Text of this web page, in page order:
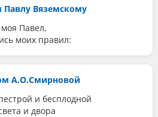
Павлу Вяземскому
Павел,
моих правил:
А.О.Смирновой
и бесплодной
и двора